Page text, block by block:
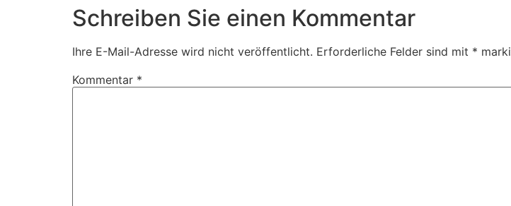
Schreiben Sie einen Kommentar
Ihre E-Mail-Adresse wird nicht veröffentlicht. Erforderliche Felder sind mit *
Kommentar *